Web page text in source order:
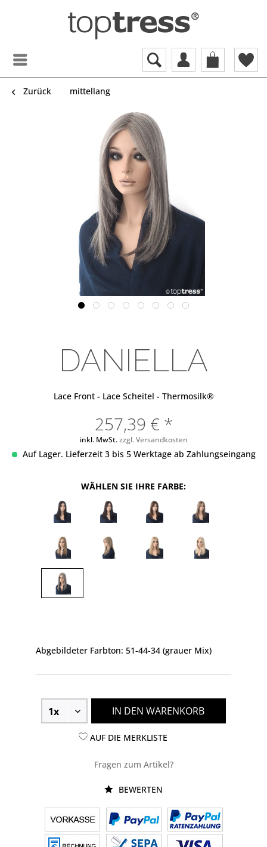
Zurück mittellang
DANIELLA
Lace Front - Lace Scheitel - Thermosilk®
257,39 € *
inkl. MwSt.zzgl. Versandkosten
Auf Lager. Lieferzeit 3 bis 5 Werktage ab Zahlungseingang
WÄHLEN SIE IHRE FARBE:
Abgebildeter Farbton: 51-44-34 (grauer Mix)
IN DEN WARENKORB
AUF DIE MERKLISTE
Fragen zum Artikel?
BEWERTEN